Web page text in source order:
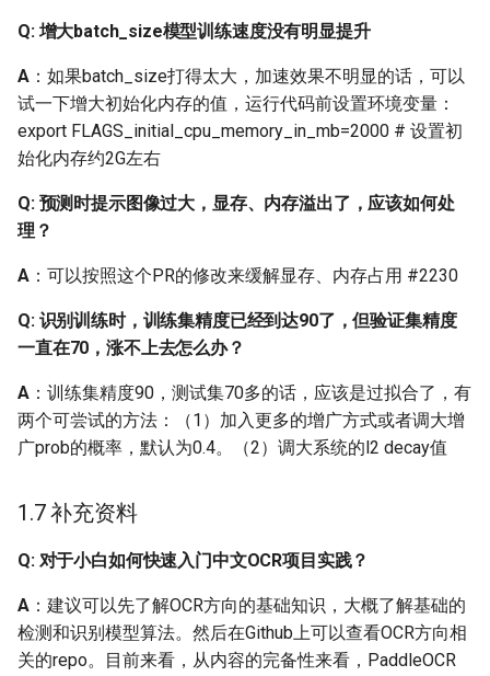
没开源的小infer模型效果
好，这是为什么呢？
Q: 表格识别中，如何提高
单字的识别结果？
Q: 动态图分支
(dygraph,release/2.0)，训
一致
Q: 自己训练的det模型，在
同一张图片上，inference
模型与eval模型结果差别
很大，为什么？
Q: PaddleOCR模型Python
端预测和C++预测结果不
一致？
2.11 训练调试与配置文件
Q: 增大batch_size模型训练速度没有明显提升
A ：如果batch_size打得太大，加速效果不明显的话，可以
试一下增大初始化内存的值，运行代码前设置环境变量：
export FLAGS_initial_cpu_memory_in_mb=2000 # 设置初
始化内存约2G左右
Q: 预测时提示图像过大，显存、内存溢出了，应该如何处
理？
A ：可以按照这个PR的修改来缓解显存、内存占用 #2230
Q: 识别训练时，训练集精度已经到达90了，但验证集精度
一直在70，涨不上去怎么办？
A ：训练集精度90，测试集70多的话，应该是过拟合了，有
两个可尝试的方法：（1）加入更多的增广方式或者调大增
广prob的概率，默认为0.4。（2）调大系统的l2 decay值
1.7 补充资料
Q: 对于小白如何快速入门中文OCR项目实践？
A ：建议可以先了解OCR方向的基础知识，大概了解基础的
检测和识别模型算法。然后在Github上可以查看OCR方向相
关的repo。目前来看，从内容的完备性来看，PaddleOCR